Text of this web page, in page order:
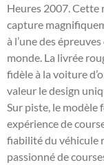
Heures 2007.
capture
à l’une des
monde. La livrée
fidèle à la voiture
valeur le design
Sur piste, le
expérience de
fiabilité du véhicule
passionné de